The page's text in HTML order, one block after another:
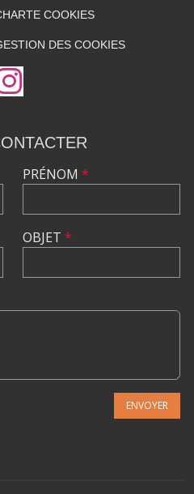
COOKIES
DES COOKIES
PRÉNOM *
OBJET *
ENVOYER